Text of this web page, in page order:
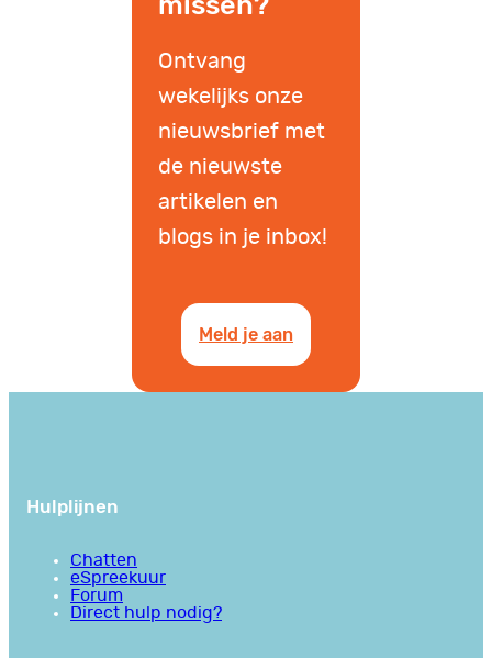
Ontvang
wekelijks onze
nieuwsbrief met
de nieuwste
artikelen en
blogs in je inbox!
Meld je aan
Hulplijnen
Chatten
eSpreekuur
Forum
Direct hulp nodig?